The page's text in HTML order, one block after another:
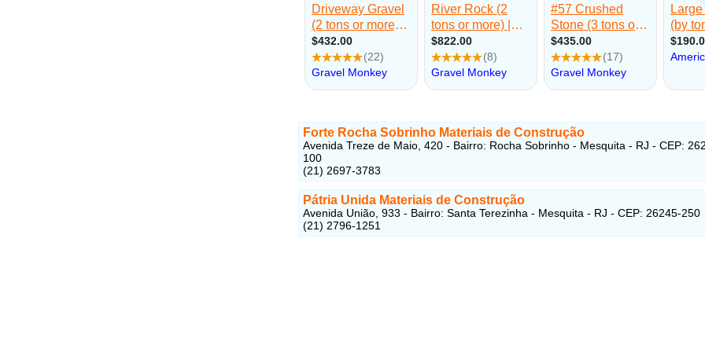
Forte Rocha Sobrinho Materiais de Construção
Avenida Treze de Maio, 420 - Bairro: Rocha Sobrinho - Mesquita - RJ - CEP:
100
(21) 2697-3783
Pátria Unida Materiais de Construção
Avenida União, 933 - Bairro: Santa Terezinha - Mesquita - RJ - CEP: 26245-250
(21) 2796-1251